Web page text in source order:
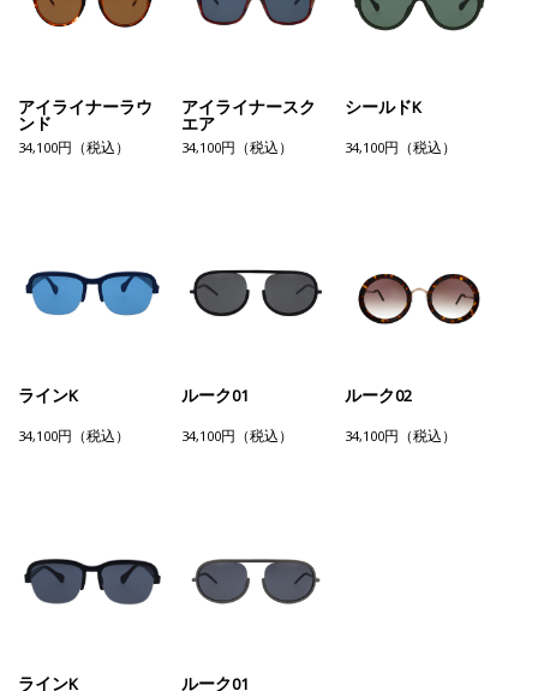
アイライナーラウ
ンド
34,100円（税込）
アイライナースク
エア
34,100円（税込）
シールドK
34,100円（税込）
ラインK
34,100円（税込）
ルーク01
34,100円（税込）
ルーク02
34,100円（税込）